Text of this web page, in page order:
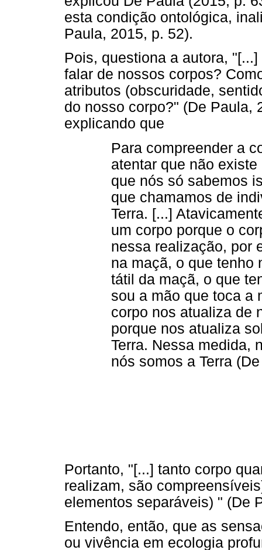
esta condição ontológica,
Paula, 2015, p. 52).
Pois, questiona a autora,
falar de nossos corpos?
atributos (obscuridade,
do nosso corpo?" (De Paula,
explicando que
Para compreender a
atentar que não
que nós só sabemos
que chamamos de
Terra. [...]
um corpo porque o
nessa realização, por
na maçã, o que tenho
tátil da maçã, o que
sou a mão que toca a
corpo nos atualiza de
porque nos atualiza
Terra. Nessa medida,
nós somos a Terra
Portanto, "[...] tanto corpo
realizam, são
elementos separáveis) " (De
Entendo, então, que as
ou vivência em ecologia